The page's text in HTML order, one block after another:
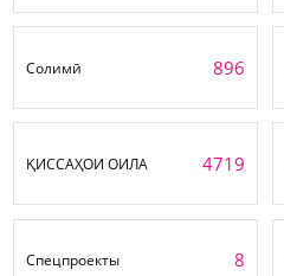
Солимӣ 896
ҚИССАҲОИ ОИЛА 4719
Спецпроекты 8